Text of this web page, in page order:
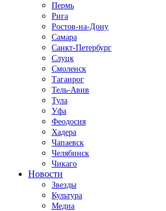
Пермь
Рига
Ростов-на-Дону
Самара
Санкт-Петербург
Слуцк
Смоленск
Таганрог
Тель-Авив
Тула
Уфа
Феодосия
Хадера
Чапаевск
Челябинск
Чикаго
Новости
Звезды
Культура
Медиа